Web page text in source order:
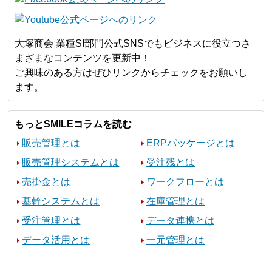
大塚商会 業種SI部門公式SNSでもビジネスに役立つさ
まざまなコンテンツを更新中！
ご興味のある方はぜひリンクからチェックをお願いし
ます。
もっとSMILEコラムを読む
販売管理とは
ERPパッケージとは
販売管理システムとは
受注残とは
売掛金とは
ワークフローとは
基幹システムとは
在庫管理とは
受注管理とは
データ連携とは
データ活用とは
一元管理とは